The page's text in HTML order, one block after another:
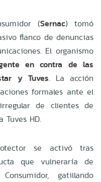
(Sernac) tomó
flanco de denuncias
El organismo
en contra de las
y Tuves. La acción
formales ante el
de clientes de
HD.
se activó tras
que vulneraría de
gatillando